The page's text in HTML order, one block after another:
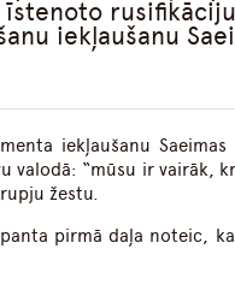
iekļaušanu
iekļaušanu
valodā: “mūsu ir vairāk,
žestu.
pirmā daļa noteic,